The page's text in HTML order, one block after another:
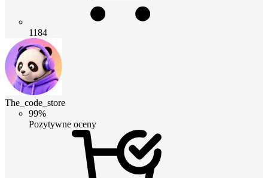
1184
The_code_store
99%
Pozytywne oceny